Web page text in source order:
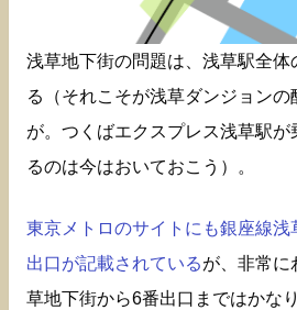
浅草地下街の問題は、浅草駅全体
る（それこそが浅草ダンジョン
が。つくばエクスプレス浅草駅
るのは今はおいておこう）。
東京メトロのサイトにも銀座線浅
出口が記載されているが、非常に
草地下街から6番出口まではかな